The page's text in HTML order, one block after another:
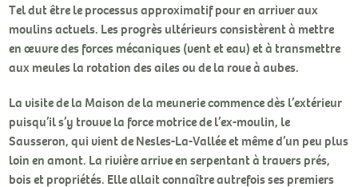
Tel dut être le processus approximatif pour en arriver aux
moulins actuels. Les progrès ultérieurs consistèrent à mettre
en œuvre des forces mécaniques (vent et eau) et à transmettre
aux meules la rotation des ailes ou de la roue à aubes.
La visite de la Maison de la meunerie commence dès l’extérieur
puisqu’il s’y trouve la force motrice de l’ex-moulin, le
Sausseron, qui vient de Nesles-La-Vallée et même d’un peu plus
loin en amont. La rivière arrive en serpentant à travers prés,
bois et propriétés. Elle allait connaître autrefois ses premiers